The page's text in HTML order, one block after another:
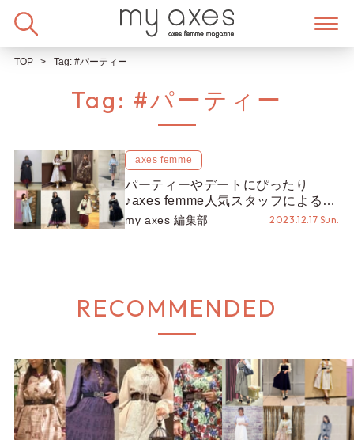
TOP Tag: #パーティー
Tag: #パーティー
axes femme
パーティーやデートにぴったり
♪axes femme人気スタッフによるク
リスマスコーデ10選のご紹介！
my axes 編集部 2023.12.17 Sun.
RECOMMENDED